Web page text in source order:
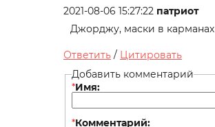
2021-08-06 15:27:22 патриот
Джорджу, маски в карманах
Ответить / Цитировать
Добавить комментарий
*Имя:
*Комментарий: